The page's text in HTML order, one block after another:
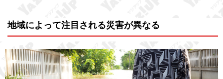
地域によって注目される災害が異なる